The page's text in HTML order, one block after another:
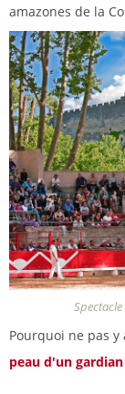
amazones de la
Pourquoi ne pas
peau d'un